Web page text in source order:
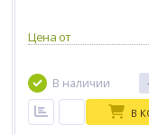
Цена от
В наличии
В